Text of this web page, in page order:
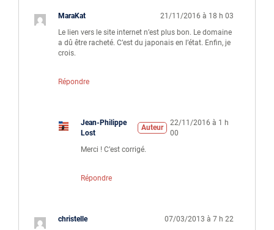
MaraKat
21/11/2016 à 18 h 03
Le lien vers le site internet n’est plus bon. Le domaine
a dû être racheté. C’est du japonais en l’état. Enfin, je
crois.
Répondre
Jean-Philippe
Lost
Auteur
22/11/2016 à 1 h
00
Merci ! C’est corrigé.
Répondre
christelle
07/03/2013 à 7 h 22